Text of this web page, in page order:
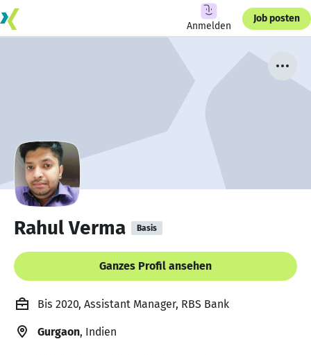
Anmelden
Job posten
Rahul Verma Basis
Ganzes Profil ansehen
Bis 2020, Assistant Manager, RBS Bank
Gurgaon, Indien